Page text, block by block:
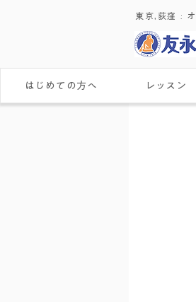
東京,荻窪 :
はじめての方へ レッスン